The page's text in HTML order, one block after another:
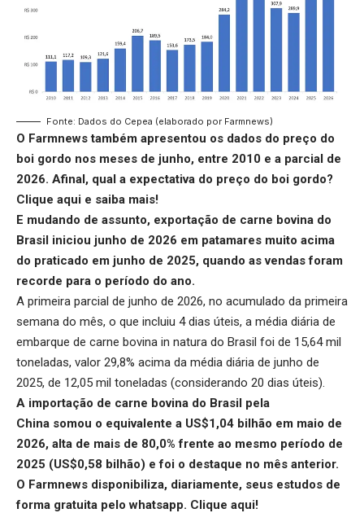
Fonte: Dados do Cepea (elaborado por Farmnews)
O Farmnews também apresentou os dados do preço do
boi gordo nos meses de junho, entre 2010 e a parcial de
2026. Afinal, qual a expectativa do preço do boi gordo?
Clique aqui e saiba mais!
E mudando de assunto, exportação de carne bovina do
Brasil iniciou junho de 2026 em patamares muito acima
do praticado em junho de 2025, quando as vendas foram
recorde para o período do ano.
A primeira parcial de junho de 2026, no acumulado da primeira
semana do mês, o que incluiu 4 dias úteis, a média diária de
embarque de carne bovina in natura do Brasil foi de 15,64 mil
toneladas, valor 29,8% acima da média diária de junho de
2025, de 12,05 mil toneladas (considerando 20 dias úteis).
A importação de carne bovina do Brasil pela
China somou o equivalente a US$1,04 bilhão em maio de
2026, alta de mais de 80,0% frente ao mesmo período de
2025 (US$0,58 bilhão) e foi o destaque no mês anterior.
O Farmnews disponibiliza, diariamente, seus estudos de
forma gratuita pelo whatsapp. Clique aqui!